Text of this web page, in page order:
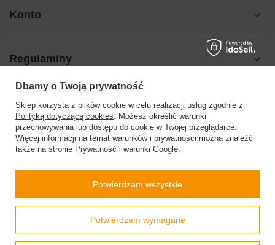
Konto
Regulaminy
Pomoc
504199123 sklep@barberinis.pl
,32-087Bibice
W sklepie prezentujemy ceny brutto (z VAT).
Stawki VAT dla konsumentów z kraju:Polska.
Dbamy o Twoją prywatność
Sklep korzysta z plików cookie w celu realizacji usług zgodnie z
Polityką dotyczącą cookies. Możesz określić warunki
przechowywania lub dostępu do cookie w Twojej przeglądarce.
Więcej informacji na temat warunków i prywatności można znaleźć
także na stronie Prywatność i warunki Google.
Potwierdzam wymagane
Potwierdzam wszystkie